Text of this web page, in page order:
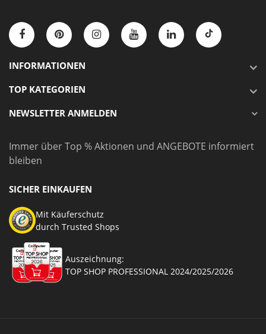
INFORMATIONEN
TOP KATEGORIEN
NEWSLETTER ANMELDEN
Immer über Top % Aktionen und ANGEBOTE informiert
bleiben
SICHER EINKAUFEN
Mit Käuferschutz
durch Trusted Shops
Auszeichnung:
TOP SHOP PROFESSIONAL 2024/2025/2026